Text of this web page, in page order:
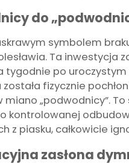
do
symbolem
Ta inwestycja
tygodnie po
fizycznie
miano „podwodnicy”.
kontrolowanej
z piasku, całkowicie
zasłona